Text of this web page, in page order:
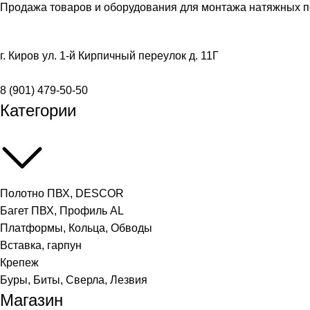
Продажа товаров и оборудования для монтажа натяжных
г. Киров ул. 1-й Кирпичный переулок д. 11Г
8 (901) 479-50-50
Категории
Полотно ПВХ, DESCOR
Багет ПВХ, Профиль AL
Платформы, Кольца, Обводы
Вставка, гарпун
Крепеж
Буры, Биты, Сверла, Лезвия
Магазин